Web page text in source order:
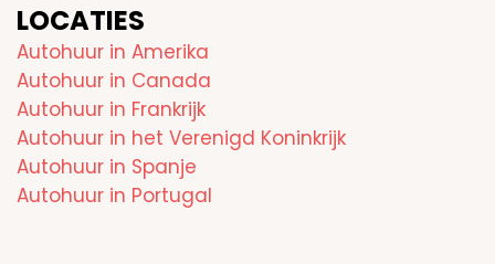
LOCATIES
Autohuur in Amerika
Autohuur in Canada
Autohuur in Frankrijk
Autohuur in het Verenigd Koninkrijk
Autohuur in Spanje
Autohuur in Portugal